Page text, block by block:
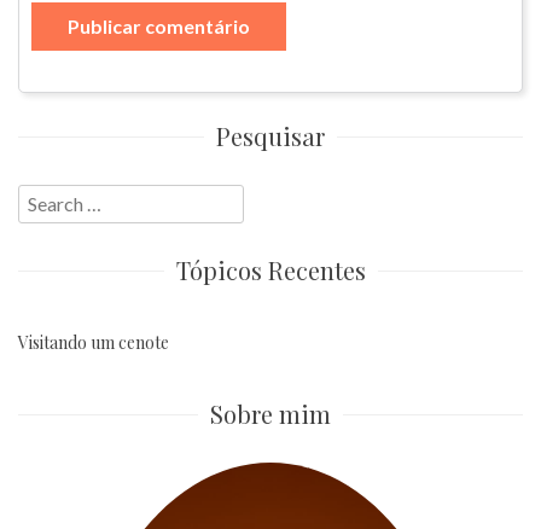
Pesquisar
Search
for:
Tópicos Recentes
Visitando um cenote
Sobre mim